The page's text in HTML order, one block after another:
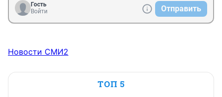
Гость
Войти
Отправить
Новости СМИ2
ТОП 5